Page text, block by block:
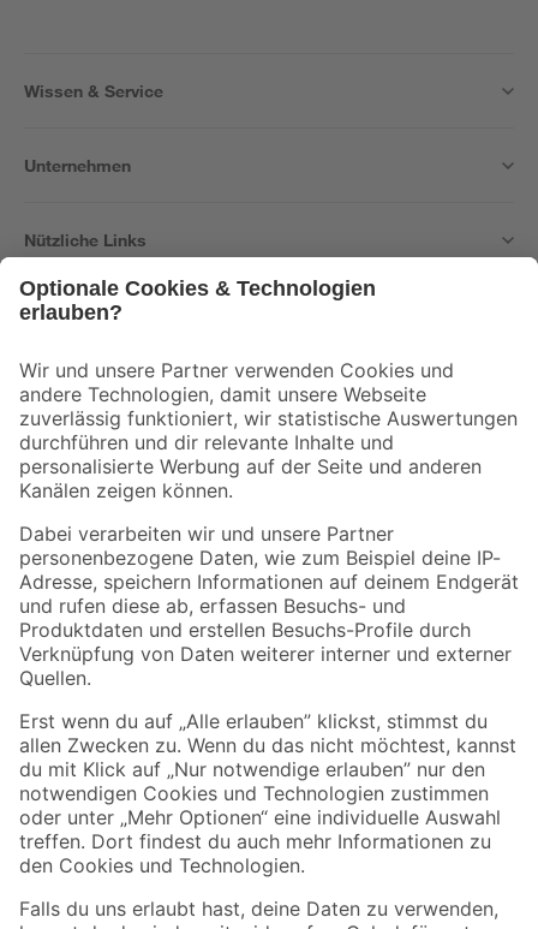
Wissen & Service
Unternehmen
Nützliche Links
Der toom Newsletter: Keine Angebote und Aktionen mehr verpassen!
Zur Newsletter Anmeldung
Folge uns
Zahlungsarten Versandarten
Sicher einkaufen
Jetzt die toom-App herunterladen